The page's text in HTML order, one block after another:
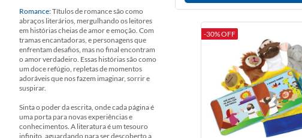
Romance:Títulos de romance são como
abraços literários, mergulhando os leitores
em histórias cheias de amor e emoção. Com
tramas encantadoras, e personagens que
enfrentam desafios, mas no final encontram
o amor verdadeiro. Essas histórias são como
um doce refúgio, repletas de momentos
adoráveis que nos fazem imaginar, sorrir e
suspirar.
Sinta o poder da escrita, onde cada página é
uma porta para novas experiências e
conhecimentos. A literatura é um tesouro
infinito, aguardando para ser descoberto a
-30% OFF